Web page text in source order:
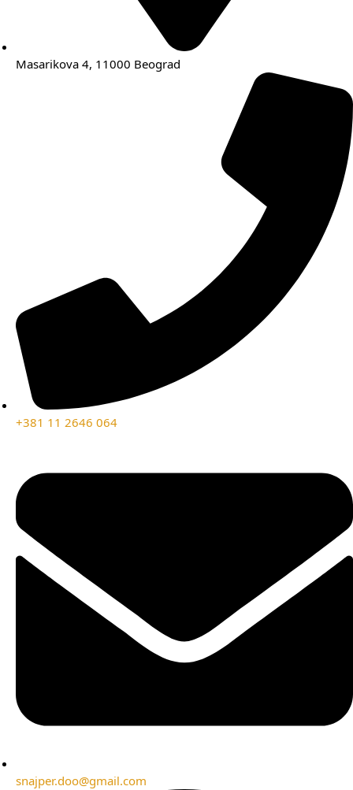
Masarikova 4, 11000 Beograd
+381 11 2646 064
snajper.doo@gmail.com